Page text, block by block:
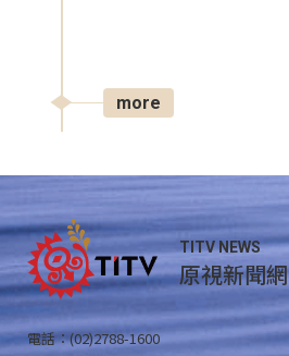
more
TITV NEWS
原視新聞網
電話：(02)2788-1600